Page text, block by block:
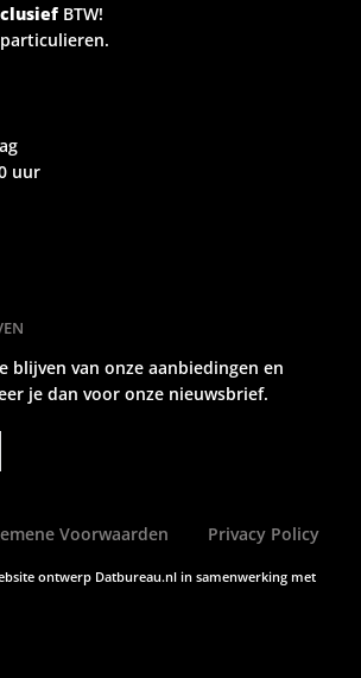
BTW!
uur
blijven van onze aanbiedingen en
je dan voor onze nieuwsbrief.
Voorwaarden Privacy Policy
ontwerp Datbureau.nl in samenwerking met